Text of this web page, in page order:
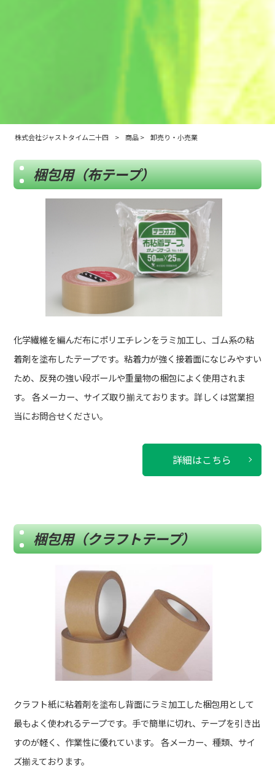
株式会社ジャストタイム二十四 > 商品> 卸売り・小売業
梱包用（布テープ）
化学繊維を編んだ布にポリエチレンをラミ加工し、ゴム系の粘
着剤を塗布したテープです。 粘着力が強く接着面になじみやすい
ため、反発の強い段ボールや重量物の梱包によく使用されま
す。 各メーカー、サイズ取り揃えております。 詳しくは営業担
当にお問合せください。
詳細はこちら
梱包用（クラフトテープ）
クラフト紙に粘着剤を塗布し背面にラミ加工した梱包用として
最もよく使われるテープです。 手で簡単に切れ、テープを引き出
すのが軽く、作業性に優れています。 各メーカー、種類、サイ
ズ揃えております。